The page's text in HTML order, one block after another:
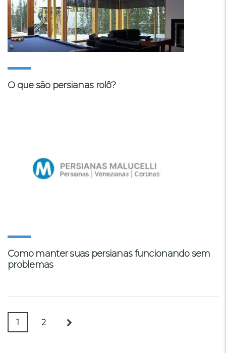
O que são persianas rolô?
Como manter suas persianas funcionando sem
problemas
1 2